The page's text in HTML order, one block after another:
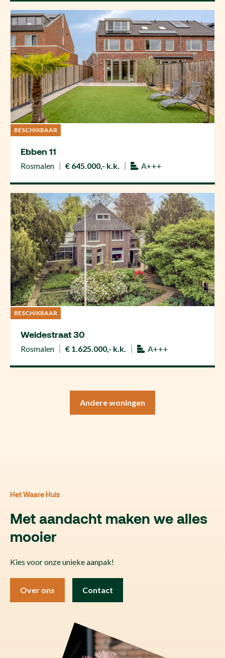
BESCHIKBAAR
Ebben 11
Rosmalen € 645.000,- k.k. A+++
BESCHIKBAAR
Weidestraat 30
Rosmalen € 1.625.000,- k.k. A+++
Andere woningen
Het Waare Huis
Met aandacht maken we alles
mooier
Kies voor onze unieke aanpak!
Over ons Contact